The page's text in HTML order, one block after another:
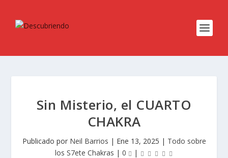
Sin Misterio, el CUARTO
CHAKRA
Publicado por Neil Barrios | Ene 13, 2025 | Todo sobre
los S7ete Chakras | 0 |